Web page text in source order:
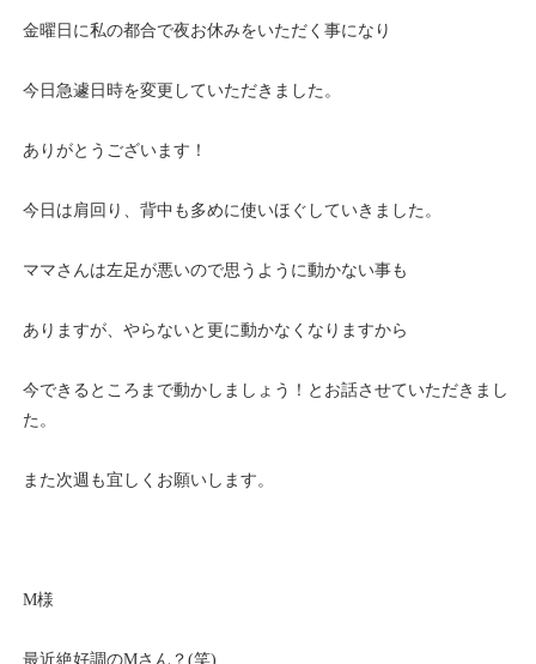
金曜日に私の都合で夜お休みをいただく事になり
今日急遽日時を変更していただきました。
ありがとうございます！
今日は肩回り、背中も多めに使いほぐしていきました。
ママさんは左足が悪いので思うように動かない事も
ありますが、やらないと更に動かなくなりますから
今できるところまで動かしましょう！とお話させていただきまし
た。
また次週も宜しくお願いします。
M様
最近絶好調のMさん？(笑)